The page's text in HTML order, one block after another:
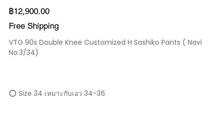
ราคา
฿12,900.00
Free Shipping
VTG 90s Double Knee Customized H Sashiko Pants ( Navi
No.3/34)
⭕️ Size 34 เหมาะกับเอว 34-36